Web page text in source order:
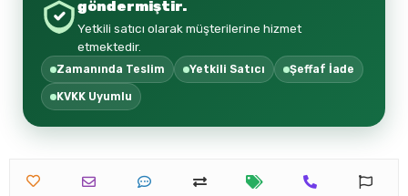
göndermiştir.
Yetkili satıcı olarak müşterilerine hizmet
etmektedir.
Zamanında Teslim Yetkili Satıcı Şeffaf İade
KVKK Uyumlu